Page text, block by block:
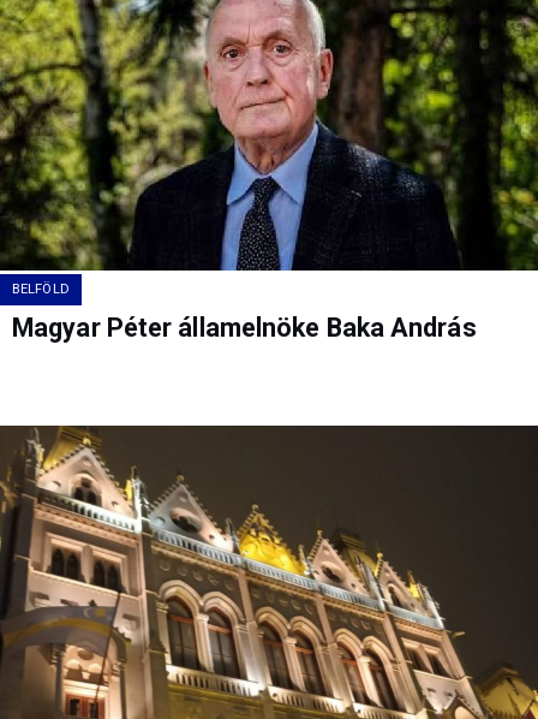
BELFÖLD
Magyar Péter államelnöke Baka András